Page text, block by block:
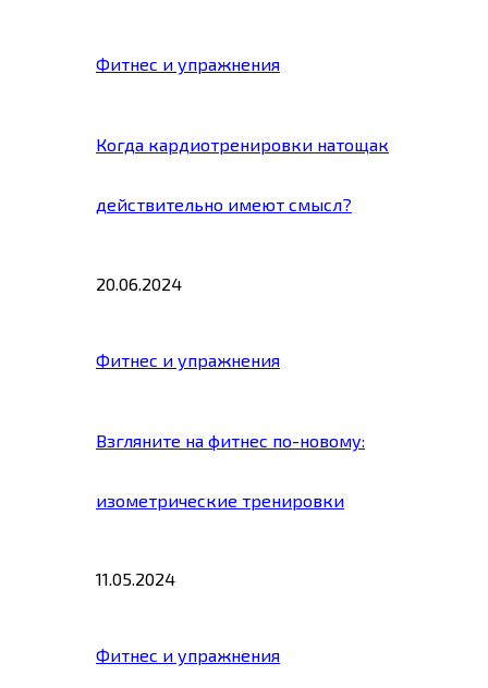
Фитнес и упражнения
Когда кардиотренировки натощак
действительно имеют смысл?
20.06.2024
Фитнес и упражнения
Взгляните на фитнес по-новому:
изометрические тренировки
11.05.2024
Фитнес и упражнения